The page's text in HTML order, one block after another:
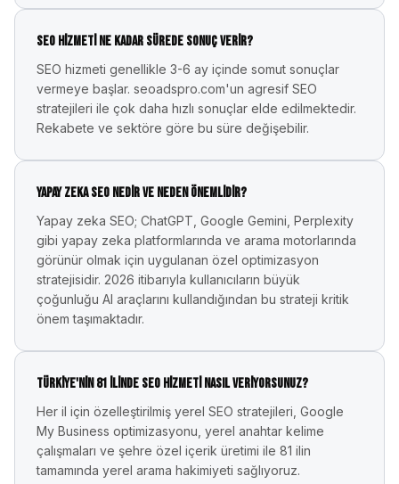
SEO hizmeti ne kadar sürede sonuç verir?
SEO hizmeti genellikle 3-6 ay içinde somut sonuçlar
vermeye başlar. seoadspro.com'un agresif SEO
stratejileri ile çok daha hızlı sonuçlar elde edilmektedir.
Rekabete ve sektöre göre bu süre değişebilir.
Yapay zeka SEO nedir ve neden önemlidir?
Yapay zeka SEO; ChatGPT, Google Gemini, Perplexity
gibi yapay zeka platformlarında ve arama motorlarında
görünür olmak için uygulanan özel optimizasyon
stratejisidir. 2026 itibarıyla kullanıcıların büyük
çoğunluğu AI araçlarını kullandığından bu strateji kritik
önem taşımaktadır.
Türkiye'nin 81 ilinde SEO hizmeti nasıl veriyorsunuz?
Her il için özelleştirilmiş yerel SEO stratejileri, Google
My Business optimizasyonu, yerel anahtar kelime
çalışmaları ve şehre özel içerik üretimi ile 81 ilin
tamamında yerel arama hakimiyeti sağlıyoruz.